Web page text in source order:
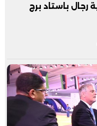
رجال باستاد برج